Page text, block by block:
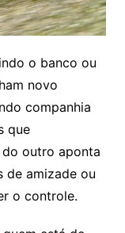
o banco ou
novo
companhia
que
do outro aponta
de amizade ou
o controle.